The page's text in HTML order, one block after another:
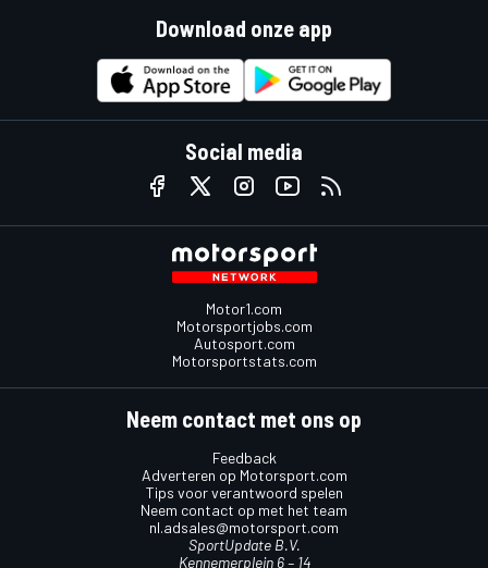
Download onze app
Social media
Motor1.com
Motorsportjobs.com
Autosport.com
Motorsportstats.com
Neem contact met ons op
Feedback
Adverteren op Motorsport.com
Tips voor verantwoord spelen
Neem contact op met het team
nl.adsales@motorsport.com
SportUpdate B.V.
Kennemerplein 6 – 14